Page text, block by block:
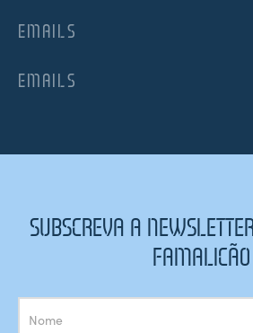
EMAILS
EMAILS
SUBSCREVA A
FAMALICÃO
Subscrição